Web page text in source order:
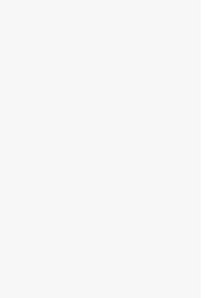
un punto de venta.